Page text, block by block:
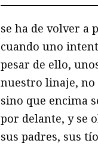
se ha de volver a
cuando uno
pesar de ello,
nuestro linaje, no
sino que encima
por delante, y se
sus padres, sus